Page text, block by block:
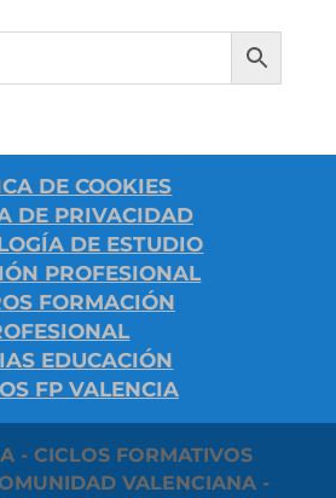
DE COOKIES
DE PRIVACIDAD
DE ESTUDIO
PROFESIONAL
FORMACIÓN
EDUCACIÓN
FP VALENCIA
- CICLOS FORMATIVOS
VALENCIANA -